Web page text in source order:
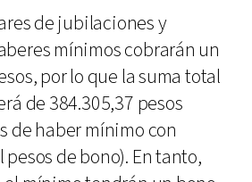
de jubilaciones y
mínimos cobrarán un
por lo que la suma total
de 384.305,37 pesos
de haber mínimo con
de bono). En tanto,